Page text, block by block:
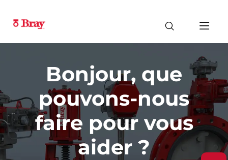
Bonjour, que
pouvons-nous
faire pour vous
aider ?